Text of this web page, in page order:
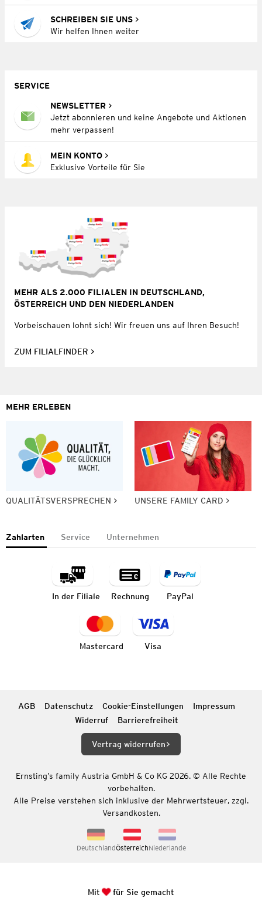
SCHREIBEN SIE UNS
Wir helfen Ihnen weiter
SERVICE
NEWSLETTER
Jetzt abonnieren und keine Angebote und Aktionen
mehr verpassen!
MEIN KONTO
Exklusive Vorteile für Sie
MEHR ALS 2.000 FILIALEN IN DEUTSCHLAND,
ÖSTERREICH UND DEN NIEDERLANDEN
Vorbeischauen lohnt sich! Wir freuen uns auf Ihren Besuch!
ZUM FILIALFINDER
MEHR ERLEBEN
QUALITÄTSVERSPRECHEN UNSERE FAMILY CARD
Zahlarten Service Unternehmen
In der Filiale Rechnung PayPal
Mastercard Visa
AGB Datenschutz Cookie-Einstellungen
Impressum
Widerruf
Barrierefreiheit
Vertrag widerrufen
Ernsting’s family Austria GmbH & Co KG 2026. © Alle Rechte
vorbehalten.
Alle Preise verstehen sich inklusive der Mehrwertsteuer, zzgl.
Versandkosten.
DeutschlandÖsterreichNiederlande
Mit für Sie gemacht